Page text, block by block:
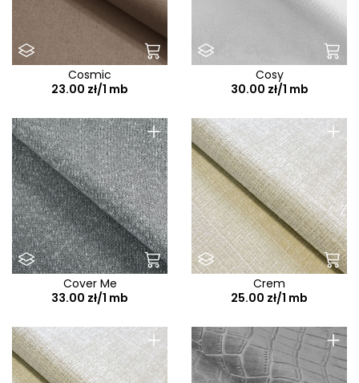
Cosmic
23.00 zł/1 mb
Cosy
30.00 zł/1 mb
+
Cover Me
33.00 zł/1 mb
+
Crem
25.00 zł/1 mb
+ +